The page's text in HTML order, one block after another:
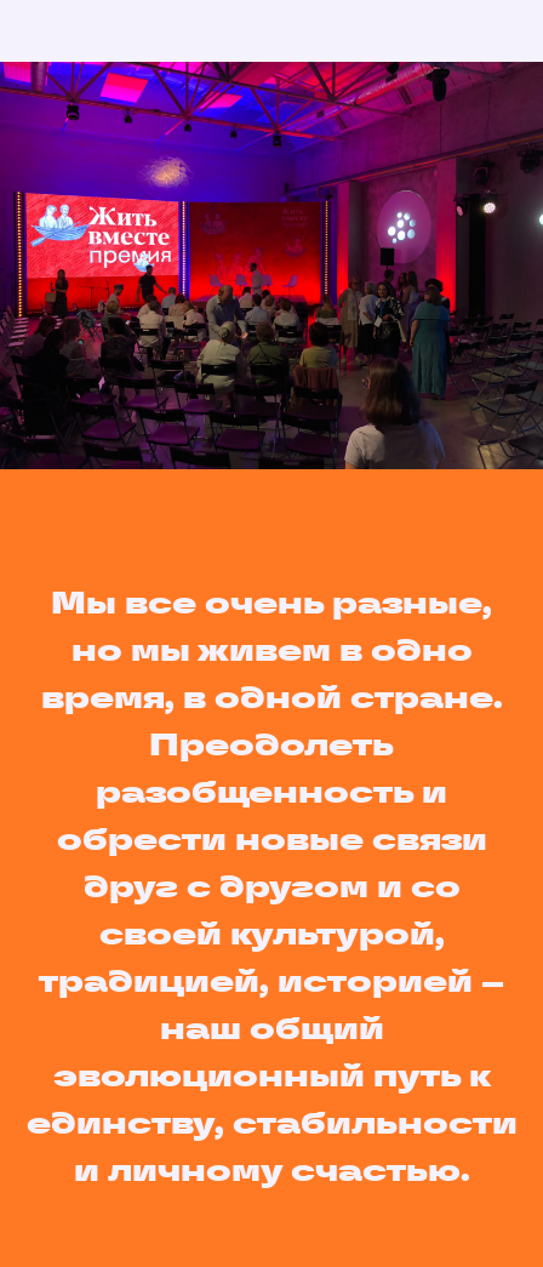
Мы все очень разные,
но мы живем в одно
время, в одной стране.
Преодолеть
разобщенность и
обрести новые связи
друг с другом и со
своей культурой,
традицией, историей –
наш общий
эволюционный путь к
единству, стабильности
и личному счастью.